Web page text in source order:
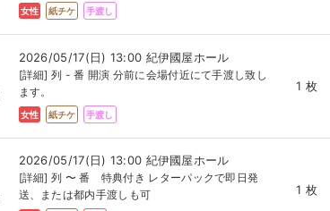
女性 紙チケ 手渡し
2026/05/17(日) 13:00 紀伊國屋ホール
[詳細] 列 - 番 開演 分前に会場付近にて手渡し致し
ます。
女性 紙チケ 手渡し
1 枚
2026/05/17(日) 13:00 紀伊國屋ホール
[詳細] 列 〜 番 特典付き レターパックで即日発
送、または都内手渡しも可
1 枚